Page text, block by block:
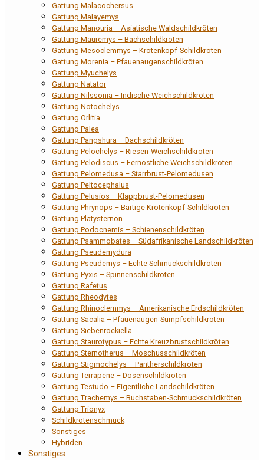
Gattung Malacochersus
Gattung Malayemys
Gattung Manouria – Asiatische Waldschildkröten
Gattung Mauremys – Bachschildkröten
Gattung Mesoclemmys – Krötenkopf-Schildkröten
Gattung Morenia – Pfauenaugenschildkröten
Gattung Myuchelys
Gattung Natator
Gattung Nilssonia – Indische Weichschildkröten
Gattung Notochelys
Gattung Orlitia
Gattung Palea
Gattung Pangshura – Dachschildkröten
Gattung Pelochelys – Riesen-Weichschildkröten
Gattung Pelodiscus – Fernöstliche Weichschildkröten
Gattung Pelomedusa – Starrbrust-Pelomedusen
Gattung Peltocephalus
Gattung Pelusios – Klappbrust-Pelomedusen
Gattung Phrynops – Bärtige Krötenkopf-Schildkröten
Gattung Platysternon
Gattung Podocnemis – Schienenschildkröten
Gattung Psammobates – Südafrikanische Landschildkröten
Gattung Pseudemydura
Gattung Pseudemys – Echte Schmuckschildkröten
Gattung Pyxis – Spinnenschildkröten
Gattung Rafetus
Gattung Rheodytes
Gattung Rhinoclemmys – Amerikanische Erdschildkröten
Gattung Sacalia – Pfauenaugen-Sumpfschildkröten
Gattung Siebenrockiella
Gattung Staurotypus – Echte Kreuzbrustschildkröten
Gattung Sternotherus – Moschusschildkröten
Gattung Stigmochelys – Pantherschildkröten
Gattung Terrapene – Dosenschildkröten
Gattung Testudo – Eigentliche Landschildkröten
Gattung Trachemys – Buchstaben-Schmuckschildkröten
Gattung Trionyx
Schildkrötenschmuck
Sonstiges
Hybriden
Sonstiges